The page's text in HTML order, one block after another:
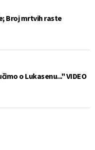
Broj mrtvih raste
o Lukasenu..." VIDEO